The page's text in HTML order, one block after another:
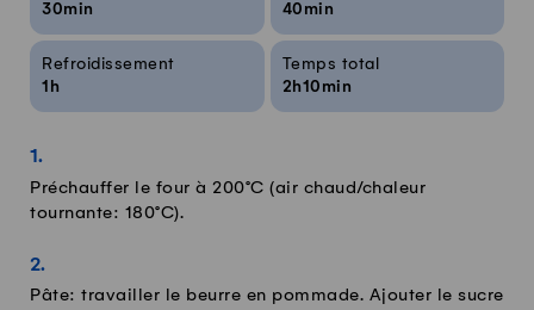
30min
40min
Refroidissement
1h
Temps total
2h10min
Préchauffer le four à 200°C (air chaud/chaleur
tournante: 180°C).
Pâte: travailler le beurre en pommade. Ajouter le sucre